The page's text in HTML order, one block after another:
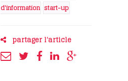
d'information start-up
partager l'article